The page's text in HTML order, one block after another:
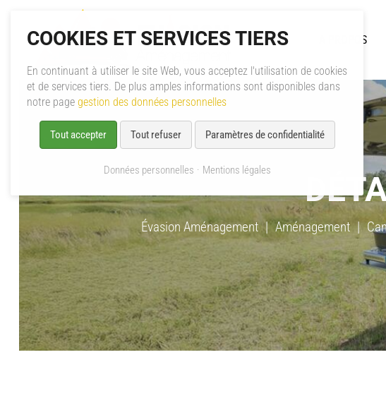
A PROPOS
Évasion Aménagement Aménagement
COOKIES ET SERVICES TIERS
En continuant à utiliser le site Web, vous acceptez l'utilisation de cookies
et de services tiers. De plus amples informations sont disponibles dans
notre page gestion des données personnelles
Tout accepter Tout refuser Paramètres de confidentialité
Données personnelles Mentions légales